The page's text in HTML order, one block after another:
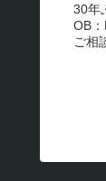
30年
OB
ご相
し
古